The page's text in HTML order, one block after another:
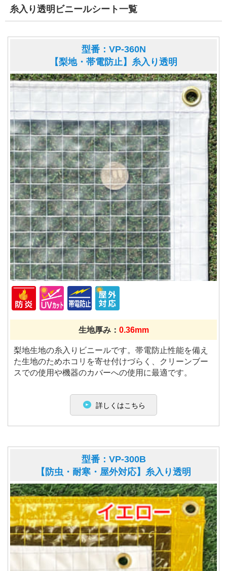
糸入り透明ビニールシート一覧
型番：VP-360N
【梨地・帯電防止】糸入り透明
生地厚み： 0.36mm
梨地生地の糸入りビニールです。帯電防止性能を備え
た生地のためホコリを寄せ付けづらく、クリーンブー
スでの使用や機器のカバーへの使用に最適です。
詳しくはこちら
型番：VP-300B
【防虫・耐寒・屋外対応】糸入り透明